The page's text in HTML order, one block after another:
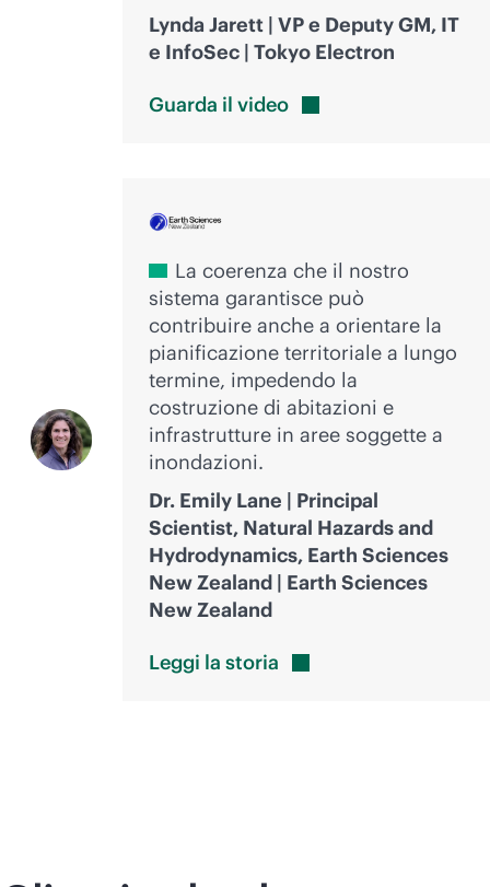
Lynda Jarett | VP e Deputy GM, IT
e InfoSec | Tokyo Electron
Guarda il video
La coerenza che il nostro
sistema garantisce può
contribuire anche a orientare la
pianificazione territoriale a lungo
termine, impedendo la
costruzione di abitazioni e
infrastrutture in aree soggette a
inondazioni.
Dr. Emily Lane | Principal
Scientist, Natural Hazards and
Hydrodynamics, Earth Sciences
New Zealand | Earth Sciences
New Zealand
Leggi la storia